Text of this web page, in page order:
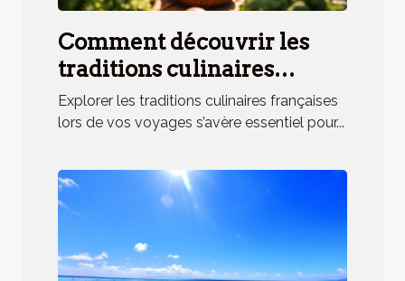
Comment découvrir les
traditions culinaires
françaises lors de vos
voyages ?
Explorer les traditions culinaires françaises
lors de vos voyages s’avère essentiel pour...